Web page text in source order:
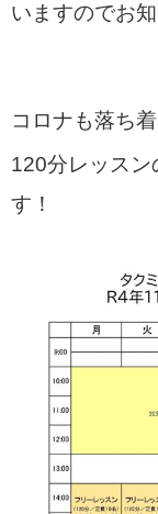
いますのでお
コロナも落ち
120分レッスン
す！